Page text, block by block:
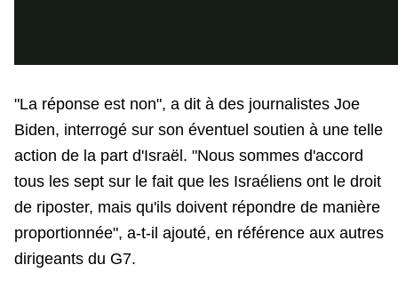
y
V
i
"La réponse est non", a dit à des journalistes Joe
Biden, interrogé sur son éventuel soutien à une telle
action de la part d'Israël. "Nous sommes d'accord
tous les sept sur le fait que les Israéliens ont le droit
de riposter, mais qu'ils doivent répondre de manière
proportionnée", a-t-il ajouté, en référence aux autres
dirigeants du G7.